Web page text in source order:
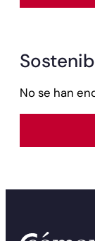
No se han